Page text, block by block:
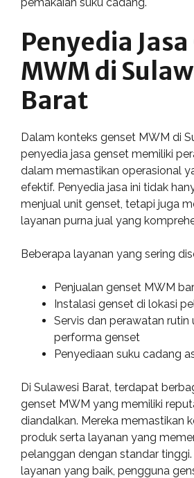
Penyedia
MWM di
Barat
Dalam konteks genset MWM di
penyedia jasa genset memiliki
dalam memastikan operasional
efektif. Penyedia jasa ini tidak
menjual unit genset, tetapi juga
layanan purna jual yang
Beberapa layanan yang sering
Penjualan genset MWM
Instalasi genset di lokasi
Servis dan perawatan rutin
performa genset
Penyediaan suku cadang
Di Sulawesi Barat, terdapat
genset MWM yang memiliki
diandalkan. Mereka memastikan
produk serta layanan yang
pelanggan dengan standar tinggi.
layanan yang baik, pengguna